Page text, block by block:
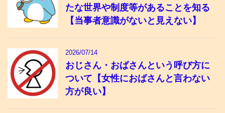
たな世界や制度等があることを知る
【当事者意識がないと見えない】
2026/07/14
おじさん・おばさんという呼び方に
ついて【女性におばさんと言わない
方が良い】